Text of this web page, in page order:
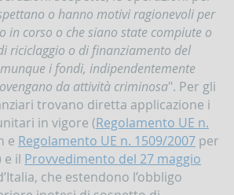
o hanno motivi ragionevoli per
in corso o che siano state compiute o
riciclaggio o di finanziamento del
i fondi, indipendentemente
da attività criminosa". Per gli
trovano diretta applicazione i
in vigore (Regolamento UE n.
e Regolamento UE n. 1509/2007 per
e il Provvedimento del 27 maggio
che estendono l’obbligo